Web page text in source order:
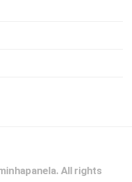
All rights